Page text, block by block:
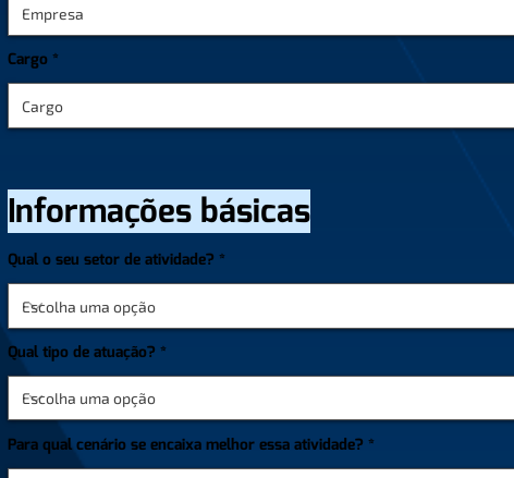
Cargo
Informações básicas
Qual o seu setor de atividade?
Qual tipo de atuação?
Para qual cenário se encaixa melhor essa atividade?